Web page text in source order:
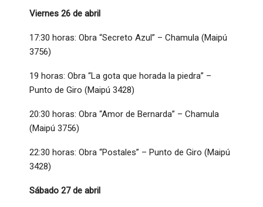
Viernes 26 de abril
17:30 horas: Obra “Secreto Azul” – Chamula (Maipú
3756)
19 horas: Obra “La gota que horada la piedra” –
Punto de Giro (Maipú 3428)
20:30 horas: Obra “Amor de Bernarda” – Chamula
(Maipú 3756)
22:30 horas: Obra “Postales” – Punto de Giro (Maipú
3428)
Sábado 27 de abril